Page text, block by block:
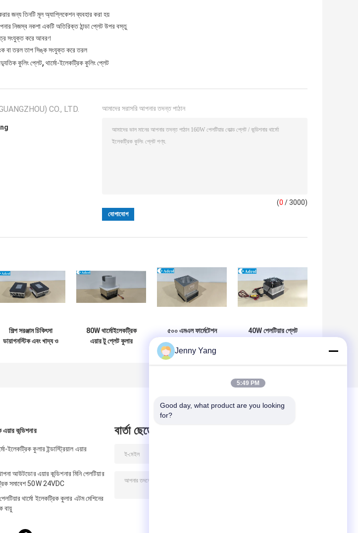
জন্য তিনটি মূল অ্যাপ্লিকেশন ব্যবহার করা হয়
নিজস্ব নকশা একটি অতিরিক্ত ঠান্ডা প্লেট উপর বস্তু
সংযুক্ত করে আবরণ
বা তরল তাপ সিঙ্ক সংযুক্ত করে তরল
কুলিং প্লেট, থার্মো-ইলেকট্রিক কুলিং প্লেট
CO., LTD. আমাদের সরাসরি আপনার তদন্ত পাঠান
(0 / 3000)
শিল্প সরঞ্জাম চিকিৎসা
ডায়াগনস্টিক এবং খাদ্য ও
80W থার্মোইলেকট্রিক
এয়ার টু প্লেট কুলার
৫০০ এমএল ফার্মেটেশন
ট্যাংকের তাপমাত্রা নিয়ন্ত্রণ
মডিউল - মেডিকেল সরঞ্জাম
এবং পরীক্ষার ডিভাইসগুলির
40W পেলটিয়ার প্লেট
প্রয়োজনে শব্দ এবং কম্পন
এয়ার কন্ডিশনার
ইলেকট্রিক কুলার ইন্ডাস্ট্রিয়াল এয়ার
আউটডোর এয়ার কন্ডিশনার মিনি পেলটিয়ার
সমাবেশ 50W 24VDC
থার্মো ইলেকট্রিক কুলার এটম মেশিনের
বায়ু
বার্তা ছেড়ে
Jenny Yang
5:49 PM
Good day, what product are you looking
for?